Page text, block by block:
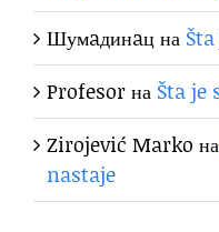
Шумaдинaцна
Profesorна Šta je
Zirojević Marko на
nastaje